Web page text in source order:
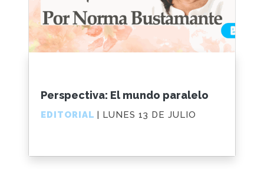
Perspectiva: El mundo paralelo
EDITORIAL | LUNES 13 DE JULIO